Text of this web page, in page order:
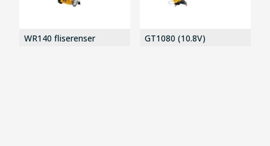
WR140 fliserenser GT1080 (10.8V)